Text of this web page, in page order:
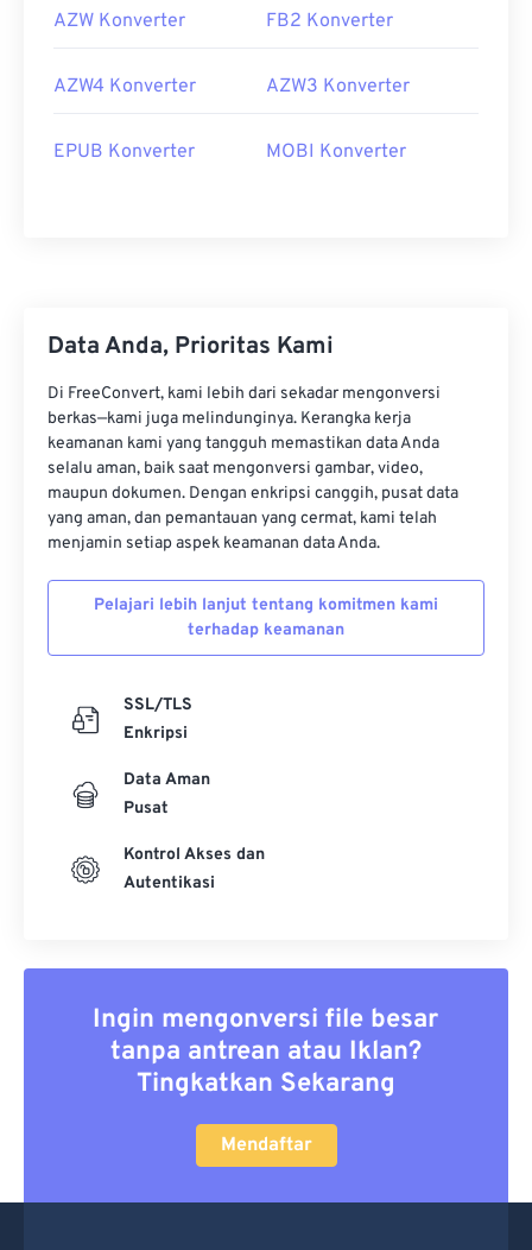
AZW Konverter FB2 Konverter
AZW4 Konverter AZW3 Konverter
EPUB Konverter MOBI Konverter
Data Anda, Prioritas Kami
Di FreeConvert, kami lebih dari sekadar mengonversi
berkas—kami juga melindunginya. Kerangka kerja
keamanan kami yang tangguh memastikan data Anda
selalu aman, baik saat mengonversi gambar, video,
maupun dokumen. Dengan enkripsi canggih, pusat data
yang aman, dan pemantauan yang cermat, kami telah
menjamin setiap aspek keamanan data Anda.
Pelajari lebih lanjut tentang komitmen kami
terhadap keamanan
SSL/TLS
Enkripsi
Data Aman
Pusat
Kontrol Akses dan
Autentikasi
Ingin mengonversi file besar
tanpa antrean atau Iklan?
Tingkatkan Sekarang
Mendaftar